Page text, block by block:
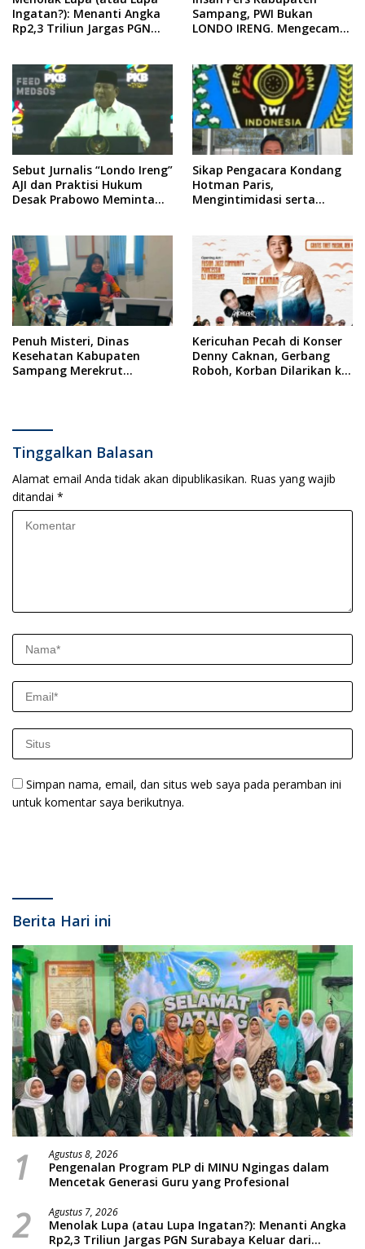
Ingatan?): Menanti Angka
Rp2,3 Triliun Jargas PGN
Sampang, PWI Bukan
LONDO IRENG. Mengecam
Republik Indonesia
Sebut Jurnalis “Londo Ireng”
AJI dan Praktisi Hukum
Desak Prabowo Meminta
Sikap Pengacara Kondang
Hotman Paris,
Mengintimidasi serta
Sampang Angkat Bicara
Penuh Misteri, Dinas
Kesehatan Kabupaten
Sampang Merekrut
Kericuhan Pecah di Konser
Denny Caknan, Gerbang
Roboh, Korban Dilarikan ke
Tinggalkan Balasan
Alamat email Anda tidak akan dipublikasikan. Ruas yang wajib
ditandai *
Simpan nama, email, dan situs web saya pada peramban ini
untuk komentar saya berikutnya.
Berita Hari ini
1 Agustus 8, 2026
Pengenalan Program PLP di MINU Ngingas dalam
Mencetak Generasi Guru yang Profesional
2 Agustus 7, 2026
Menolak Lupa (atau Lupa Ingatan?): Menanti Angka
Rp2,3 Triliun Jargas PGN Surabaya Keluar dari